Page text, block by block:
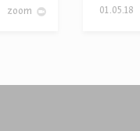
01.05.18
zoom